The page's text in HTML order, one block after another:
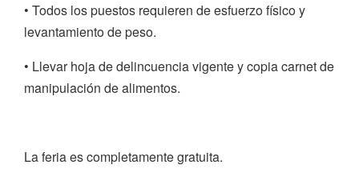
• Todos los puestos requieren de esfuerzo físico y
levantamiento de peso.
• Llevar hoja de delincuencia vigente y copia carnet de
manipulación de alimentos.
La feria es completamente gratuita.